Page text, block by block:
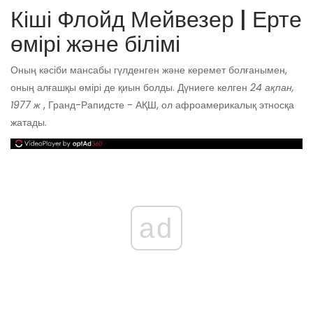
Кіші Флойд Мейвезер | Ерте
өмірі және білімі
Оның кәсіби мансабы гүлденген және керемет болғанымен,
оның алғашқы өмірі де қиын болды. Дүниеге келген 24 ақпан,
1977 ж , Гранд-Рапидсте - АҚШ, ол афроамерикалық этносқа
жатады.
ad